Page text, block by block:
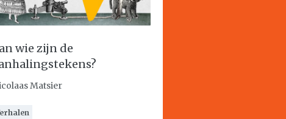
wie zijn de
Matsier